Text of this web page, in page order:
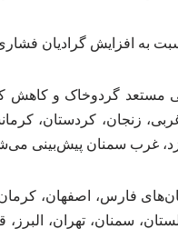
به افزایش گرادیان
زنجان، کردستان،
غرب سمنان پیش‌بینی
۲۶ بهمن ماه برای استان‌های فارس،